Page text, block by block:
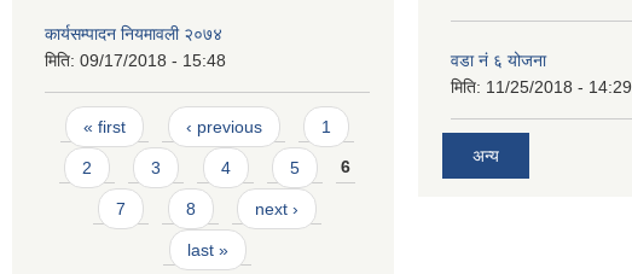
कार्यसम्पादन नियमावली २०७४
मिति: 09/17/2018 - 15:48
Pages
« first ‹ previous 1
2 3 4 5 6
7 8 next ›
last »
वडा नं ६ योजना
मिति: 11/25/2018 - 14:29
अन्य